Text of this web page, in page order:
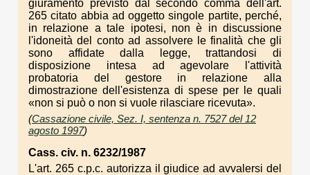
giuramento previsto dal secondo comma dell'art.
265 citato abbia ad oggetto singole partite, perché,
in relazione a tale ipotesi, non è in discussione
l'idoneità del conto ad assolvere le finalità che gli
sono affidate dalla legge, trattandosi di
disposizione intesa ad agevolare l'attività
probatoria del gestore in relazione alla
dimostrazione dell'esistenza di spese per le quali
«non si può o non si vuole rilasciare ricevuta».
(Cassazione civile, Sez. I, sentenza n. 7527 del 12
agosto 1997)
Cass. civ. n. 6232/1987
L'art. 265 c.p.c. autorizza il giudice ad avvalersi del